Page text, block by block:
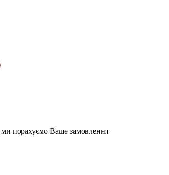
ми порахуємо Ваше замовлення